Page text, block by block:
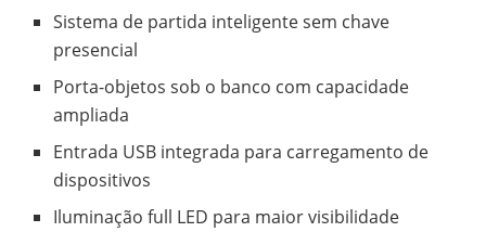
Sistema de partida inteligente sem chave
presencial
Porta-objetos sob o banco com capacidade
ampliada
Entrada USB integrada para carregamento de
dispositivos
Iluminação full LED para maior visibilidade